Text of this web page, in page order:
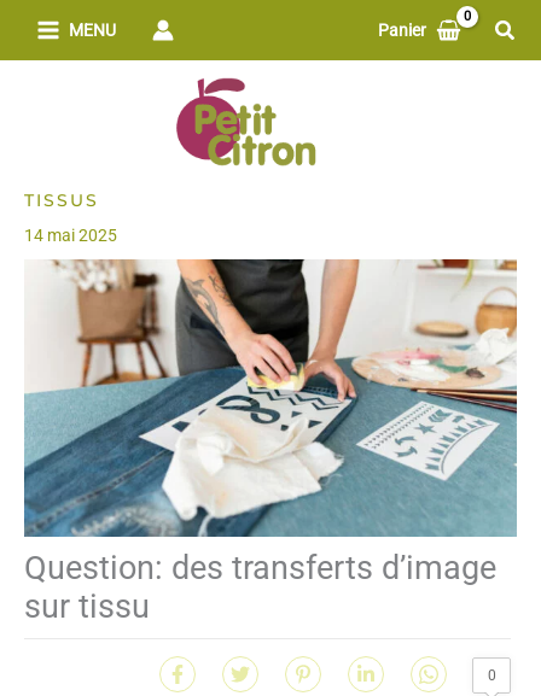
MENU Panier
TISSUS
14 mai 2025
Question: des transferts d’image
sur tissu
0